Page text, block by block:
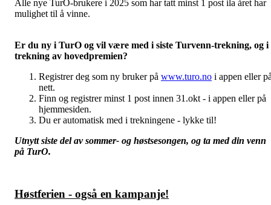
Alle nye TurO-brukere i 2025 som har tatt minst 1 post ila året har
mulighet til å vinne.
Er du ny i TurO og vil være med i siste Turvenn-trekning, og i
trekning av hovedpremien?
Registrer deg som ny bruker på www.turo.no i appen eller
nett.
Finn og registrer minst 1 post innen 31.okt - i appen eller på
hjemmesiden.
Du er automatisk med i trekningene - lykke til!
Utnytt siste del av sommer- og høstsesongen, og ta med din venn
på TurO.
Høstferien - også en kampanje!